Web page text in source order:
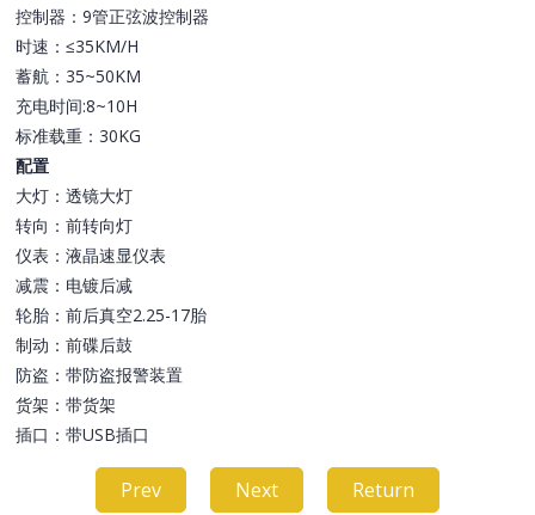
控制器：9管正弦波控制器
时速：≤35KM/H
蓄航：35~50KM
充电时间:8~10H
标准载重：30KG
配置
大灯：透镜大灯
转向：前转向灯
仪表：液晶速显仪表
减震：电镀后减
轮胎：前后真空2.25-17胎
制动：前碟后鼓
防盗：带防盗报警装置
货架：带货架
插口：带USB插口
Prev Next Return